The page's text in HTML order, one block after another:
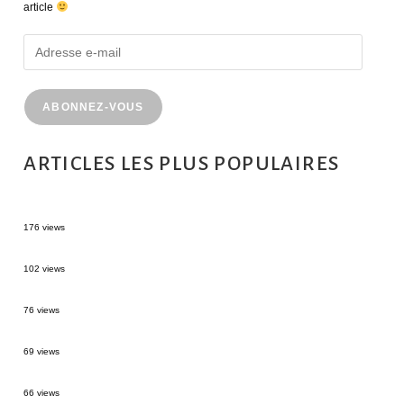
article
ABONNEZ-VOUS
ARTICLES LES PLUS POPULAIRES
176 views
102 views
76 views
69 views
66 views